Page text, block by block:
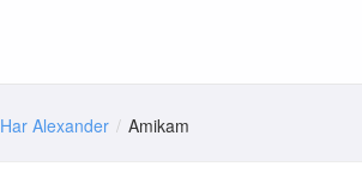
Har Alexander Amikam